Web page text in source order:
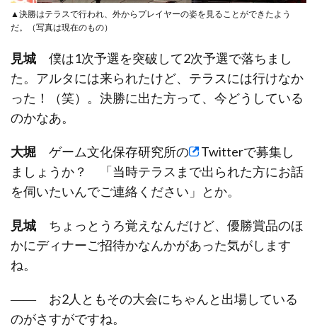
▲決勝はテラスで行われ、外からプレイヤーの姿を見ることができたよう
だ。（写真は現在のもの）
見城 僕は1次予選を突破して2次予選で落ちまし
た。アルタには来られたけど、テラスには行けなか
った！（笑）。決勝に出た方って、今どうしている
のかなあ。
大堀 ゲーム文化保存研究所の Twitterで募集し
ましょうか？ 「当時テラスまで出られた方にお話
を伺いたいんでご連絡ください」とか。
見城 ちょっとうろ覚えなんだけど、優勝賞品のほ
かにディナーご招待かなんかがあった気がします
ね。
―― お2人ともその大会にちゃんと出場している
のがさすがですね。